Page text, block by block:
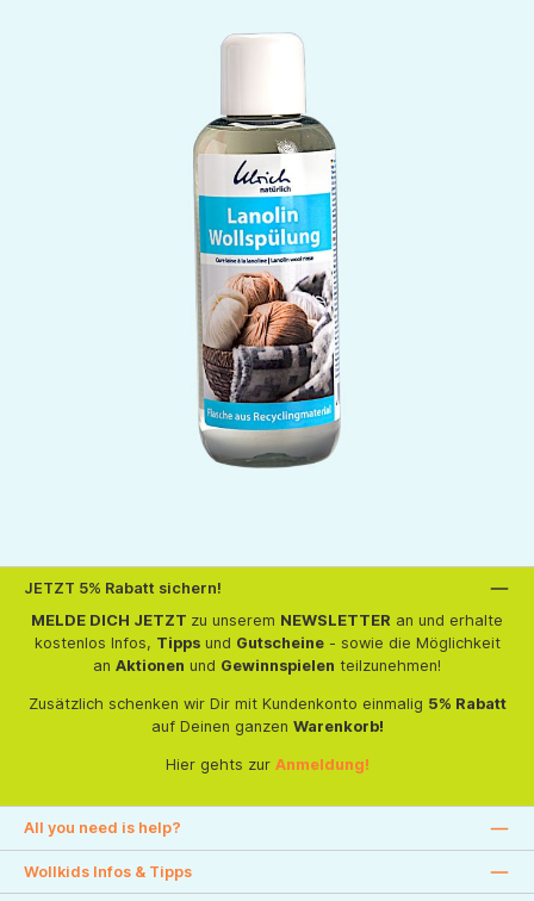
JETZT 5% Rabatt sichern!
MELDE DICH JETZT zu unserem NEWSLETTER an und erhalte
kostenlos Infos, Tippsund Gutscheine- sowie die Möglichkeit
an Aktionen und Gewinnspielen teilzunehmen!
Zusätzlich schenken wir Dir mit Kundenkonto einmalig 5% Rabatt
auf Deinen ganzen Warenkorb!
Hier gehts zur Anmeldung!
All you need is help?
Wollkids Infos & Tipps